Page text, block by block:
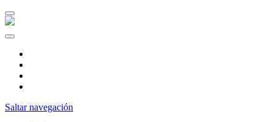
Saltar navegación